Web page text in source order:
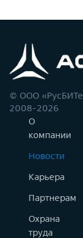
© ООО
2008-2026
О
компании
Новости
Карьера
Партнерам
Охрана
труда